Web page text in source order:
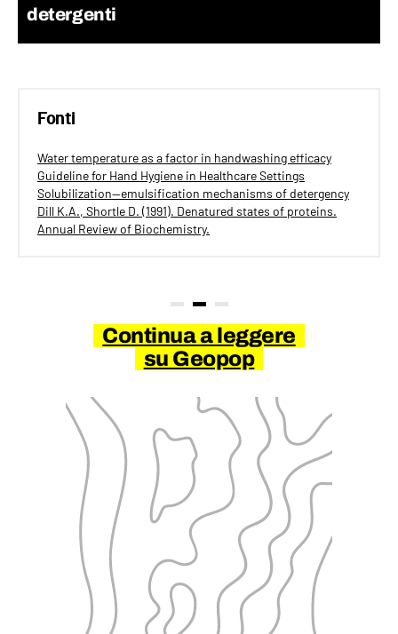
detergenti
Fonti
Water temperature as a factor in handwashing efficacy
Guideline for Hand Hygiene in Healthcare Settings
Solubilization—emulsification mechanisms of detergency
Dill K.A., Shortle D. (1991). Denatured states of proteins.
Annual Review of Biochemistry.
Continua a leggere
su Geopop